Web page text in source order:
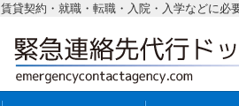
賃貸契約・就職・転職・入院・入学などに必